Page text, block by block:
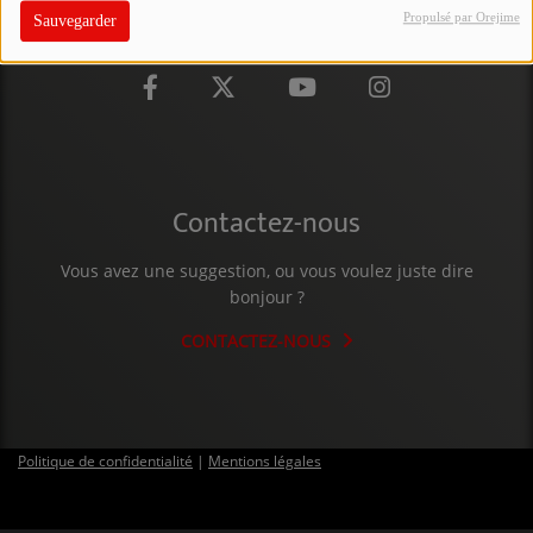
Sauvegarder Propulsé par Orejime
PARTICIPEZ
JEUX CONCOURS
L'ŒIL DE L'OIE | PRÉSENTATION
VIDÉOS | L’ŒIL DE L'OIE
PARTENAIRES
Contactez-nous
Vous avez une suggestion, ou vous voulez juste dire
bonjour ?
CONTACTEZ-NOUS
Politique de confidentialité | Mentions légales